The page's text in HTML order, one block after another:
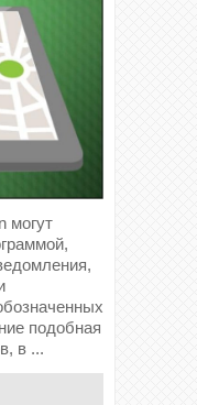
могут
подобная
в ...